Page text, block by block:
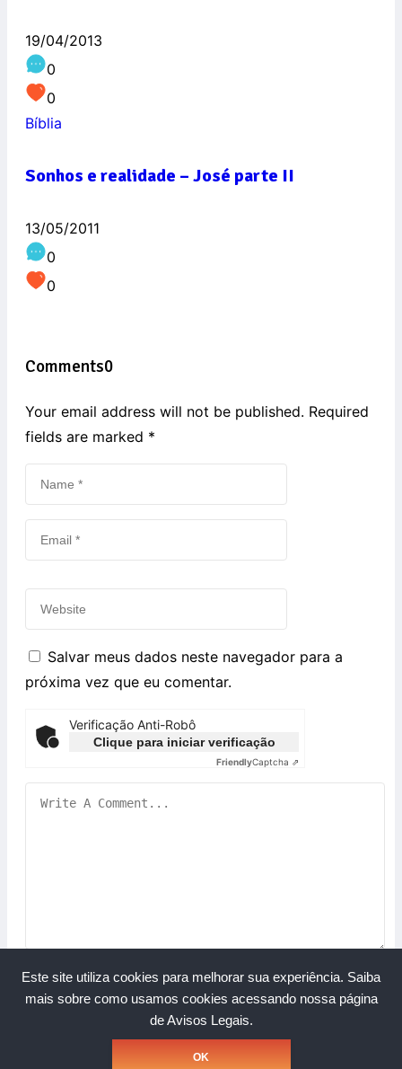
Este site utiliza cookies para melhorar sua experiência. Saiba
mais sobre como usamos cookies acessando nossa página
de Avisos Legais.
OK
19/04/2013
0
0
Bíblia
Sonhos e realidade – José parte II
13/05/2011
0
0
Comments0
Your email address will not be published. Required
fields are marked *
Salvar meus dados neste navegador para a
próxima vez que eu comentar.
Verificação Anti-Robô
Clique para iniciar verificação
FriendlyCaptcha ⇗